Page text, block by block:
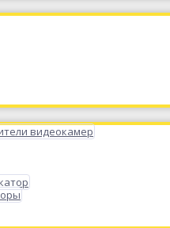
видеокамер